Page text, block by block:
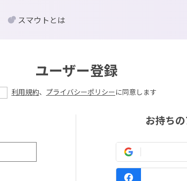
ユーザー登録
利用規約、 プライバシーポリシーに同意します
お持ち
スマウトとは